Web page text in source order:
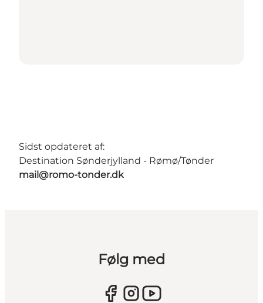
Sidst opdateret af:
Destination Sønderjylland - Rømø/Tønder
mail@romo-tonder.dk
Følg med